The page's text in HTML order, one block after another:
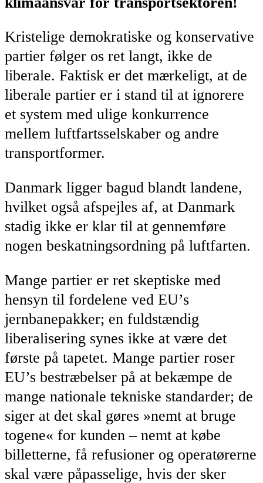
Kristelige demokratiske og konservative
partier følger os ret langt, ​​ikke de
liberale. Faktisk er det mærkeligt, at de
liberale partier er i stand til at ignorere
et system med ulige konkurrence
mellem luftfartsselskaber og andre
transportformer.
Danmark ligger bagud blandt landene,
hvilket også afspejles af, at Danmark
stadig ikke er klar til at gennemføre
nogen beskatningsordning på luftfarten.
Mange partier er ret skeptiske med
hensyn til fordelene ved EU’s
jernbanepakker; en fuldstændig
liberalisering synes ikke at være det
første på tapetet. Mange partier roser
EU’s bestræbelser på at bekæmpe de
mange nationale tekniske standarder; de
siger at det skal gøres »nemt at bruge
togene« for kunden – nemt at købe
billetterne, få refusioner og operatørerne
skal være påpasselige, hvis der sker